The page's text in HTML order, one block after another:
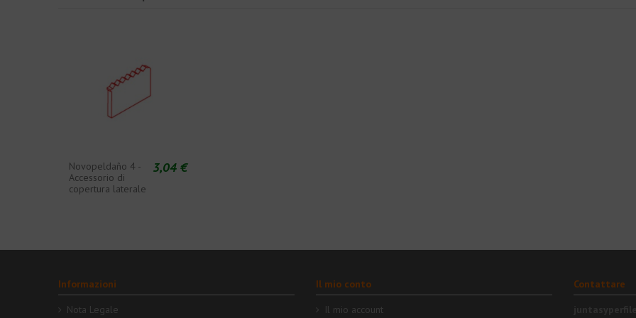
Novopeldaño 4 -
Accessorio di
copertura laterale
3,04 €
Informazioni
Nota Legale
Il mio conto
Il mio account
Contattare